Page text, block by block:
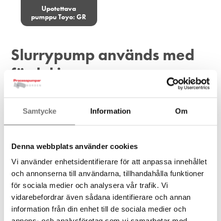
Samtycke Information Om
Denna webbplats använder cookies
Vi använder enhetsidentifierare för att anpassa innehållet
och annonserna till användarna, tillhandahålla funktioner
för sociala medier och analysera vår trafik. Vi
vidarebefordrar även sådana identifierare och annan
information från din enhet till de sociala medier och
Upotettava
pumppu Toyo: GR
Slurrypump används med
fördel inom:
järnmalmförädling
sump & avlopp
koltvättningsanläggning
vid muddring
grus & sand
Har du frågor om någon av våra produkter? Du hittar våra
kontaktuppgifter här.
tt.